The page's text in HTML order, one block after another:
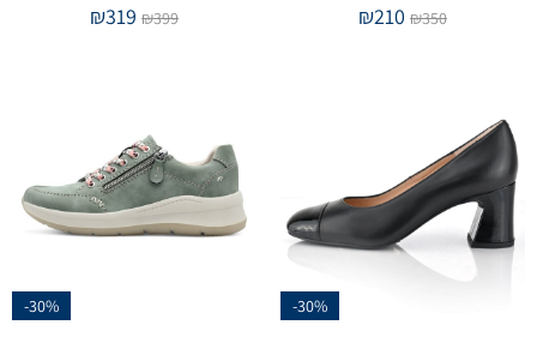
₪350
₪210
₪399
₪319
-30%
-30%